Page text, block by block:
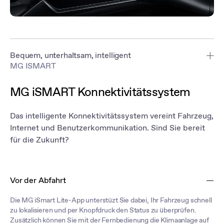
Bequem, unterhaltsam, intelligent
Infotainmentbildschirm genügt. Sein HD-Display und intuitives
auszuwählen, was Sie benötigen. Ausserdem verbindet sich das
System problemlos mit Ihrem iOS- oder Android-Gerät.
MG ISMART
MG iSMART Konnektivitätssystem
Das intelligente Konnektivitätssystem vereint Fahrzeug,
Internet und Benutzerkommunikation. Sind Sie bereit
für die Zukunft?
Vor der Abfahrt
Die MG iSmart Lite-App unterstüzt Sie dabei, Ihr Fahrzeug schnell
zu lokalisieren und per Knopfdruck den Status zu überprüfen.
Zusätzlich können Sie mit der Fernbedienung die Klimaanlage auf